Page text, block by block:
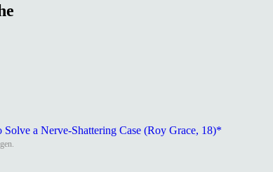
a Nerve-Shattering Case (Roy Grace, 18)*